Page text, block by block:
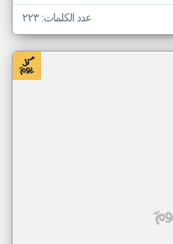
عدد الكلمات: ٢٢٣